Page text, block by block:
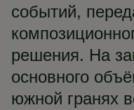
событий,
решения. На
основного
южной гранях